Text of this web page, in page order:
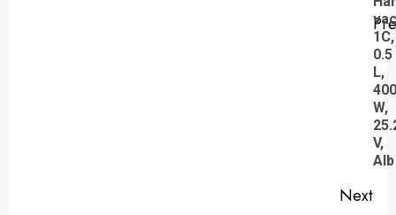
1C,
0.5
L,
400
W,
V,
Alb
Next